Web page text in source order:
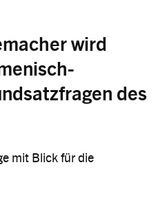
wird
des
mit Blick für die